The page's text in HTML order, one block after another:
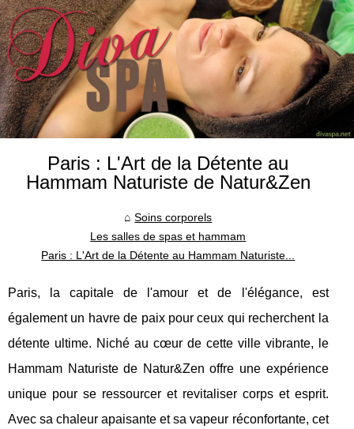
Paris : L'Art de la Détente au
Hammam Naturiste de Natur&Zen
Soins corporels
Les salles de spas et hammam
Paris : L'Art de la Détente au Hammam Naturiste...
Paris, la capitale de l'amour et de l'élégance, est
également un havre de paix pour ceux qui recherchent la
détente ultime. Niché au cœur de cette ville vibrante, le
Hammam Naturiste de Natur&Zen offre une expérience
unique pour se ressourcer et revitaliser corps et esprit.
Avec sa chaleur apaisante et sa vapeur réconfortante, cet